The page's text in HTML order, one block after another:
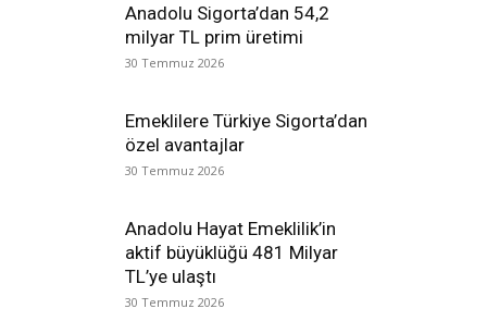
Anadolu Sigorta’dan 54,2
milyar TL prim üretimi
30 Temmuz 2026
Emeklilere Türkiye Sigorta’dan
özel avantajlar
30 Temmuz 2026
Anadolu Hayat Emeklilik’in
aktif büyüklüğü 481 Milyar
TL’ye ulaştı
30 Temmuz 2026